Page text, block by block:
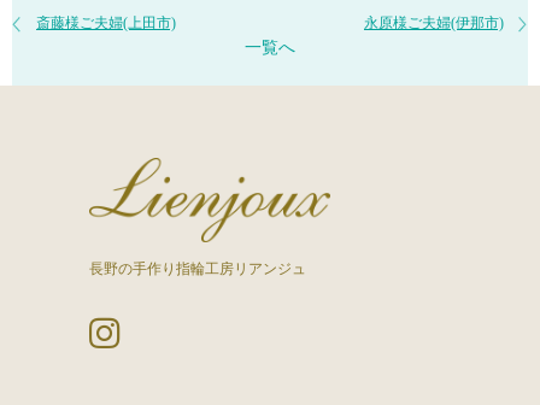
斎藤様ご夫婦(上田市) 永原様ご夫婦(伊那市)
一覧へ
長野の手作り指輪工房リアンジュ